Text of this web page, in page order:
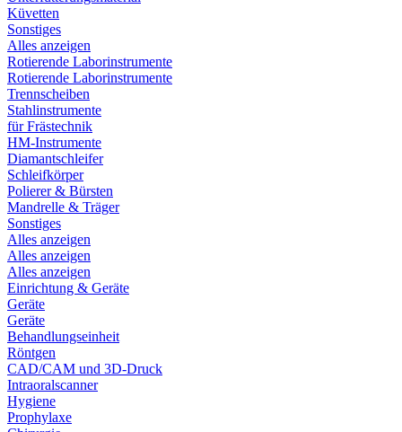
Küvetten
Sonstiges
Alles anzeigen
Rotierende Laborinstrumente
Rotierende Laborinstrumente
Trennscheiben
Stahlinstrumente
für Frästechnik
HM-Instrumente
Diamantschleifer
Schleifkörper
Polierer & Bürsten
Mandrelle & Träger
Sonstiges
Alles anzeigen
Alles anzeigen
Alles anzeigen
Einrichtung & Geräte
Geräte
Geräte
Behandlungseinheit
Röntgen
CAD/CAM und 3D-Druck
Intraoralscanner
Hygiene
Prophylaxe